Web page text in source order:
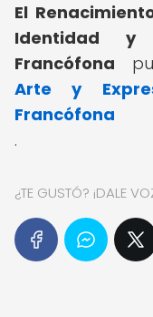
El
Identidad y
Francófona
Arte y
Francófona
.
¿TE GUSTÓ? ¡DALE